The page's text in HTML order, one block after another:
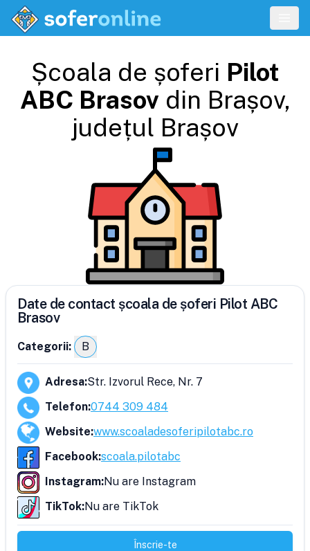
Școala de șoferi Pilot
ABC Brasovdin Brașov,
județul Brașov
Date de contact școala de șoferi Pilot ABC
Brasov
Categorii: B
Adresa:Str. Izvorul Rece, Nr. 7
Telefon:0744 309 484
Website:www.scoaladesoferipilotabc.ro
Facebook:scoala.pilotabc
Instagram:Nu are Instagram
TikTok:Nu are TikTok
Înscrie-te